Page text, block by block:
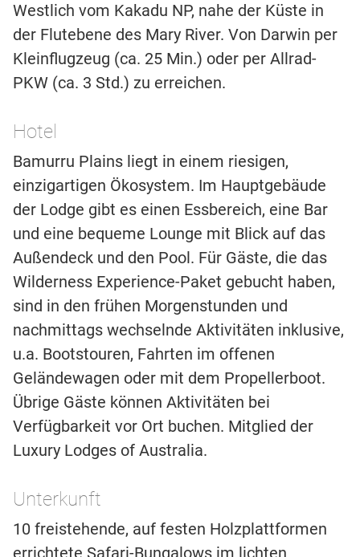
Westlich vom Kakadu NP, nahe der Küste in
der Flutebene des Mary River. Von Darwin per
Kleinflugzeug (ca. 25 Min.) oder per Allrad-
PKW (ca. 3 Std.) zu erreichen.
Hotel
Bamurru Plains liegt in einem riesigen,
einzigartigen Ökosystem. Im Hauptgebäude
der Lodge gibt es einen Essbereich, eine Bar
und eine bequeme Lounge mit Blick auf das
Außendeck und den Pool. Für Gäste, die das
Wilderness Experience-Paket gebucht haben,
sind in den frühen Morgenstunden und
nachmittags wechselnde Aktivitäten inklusive,
u.a. Bootstouren, Fahrten im offenen
Geländewagen oder mit dem Propellerboot.
Übrige Gäste können Aktivitäten bei
Verfügbarkeit vor Ort buchen. Mitglied der
Luxury Lodges of Australia.
Unterkunft
10 freistehende, auf festen Holzplattformen
errichtete Safari-Bungalows im lichten